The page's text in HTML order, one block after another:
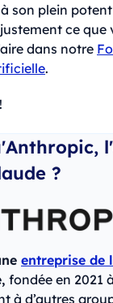
son plein
ce que
dans notre
.
?
entreprise de
fondée en 2021
à d’autres